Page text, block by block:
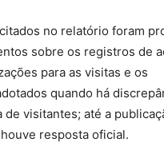
no relatório foram
sobre os registros de
para as visitas e os
quando há
de visitantes; até a
resposta oficial.